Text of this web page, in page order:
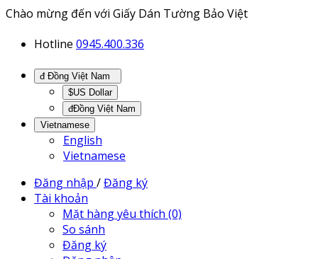
Chào mừng đến với Giấy Dán Tường Bảo Việt
Hotline 0945.400.336
$US Dollar
đĐồng Việt Nam
Vietnamese
English
Vietnamese
Đăng nhập /Đăng ký
Tài khoản
Mặt hàng yêu thích (0)
So sánh
Đăng ký